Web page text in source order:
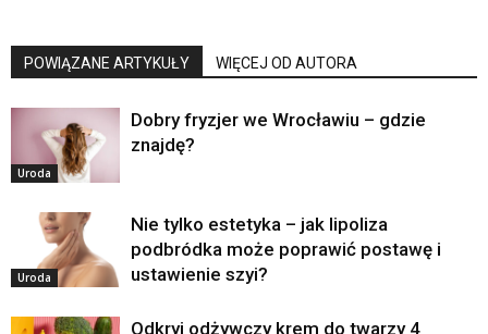
POWIĄZANE ARTYKUŁY WIĘCEJ OD AUTORA
Uroda
Dobry fryzjer we Wrocławiu – gdzie
znajdę?
Uroda
Nie tylko estetyka – jak lipoliza
podbródka może poprawić postawę i
ustawienie szyi?
Odkryj odżywczy krem do twarzy 4